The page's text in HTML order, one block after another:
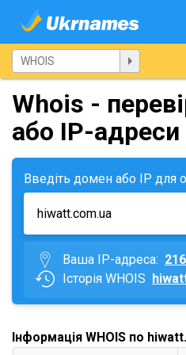
Whois -
або IP-адреси
Введіть домен або IP для
Ваша IP-адреса:
Історія WHOIS
Інформація WHOIS по